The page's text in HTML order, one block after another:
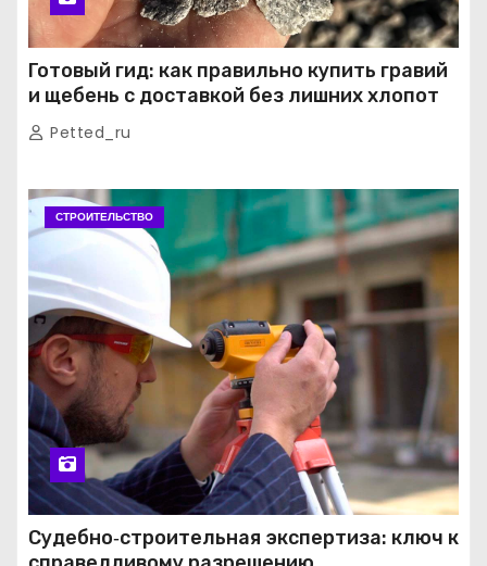
Готовый гид: как правильно купить гравий
и щебень с доставкой без лишних хлопот
Petted_ru
СТРОИТЕЛЬСТВО
Судебно‑строительная экспертиза: ключ к